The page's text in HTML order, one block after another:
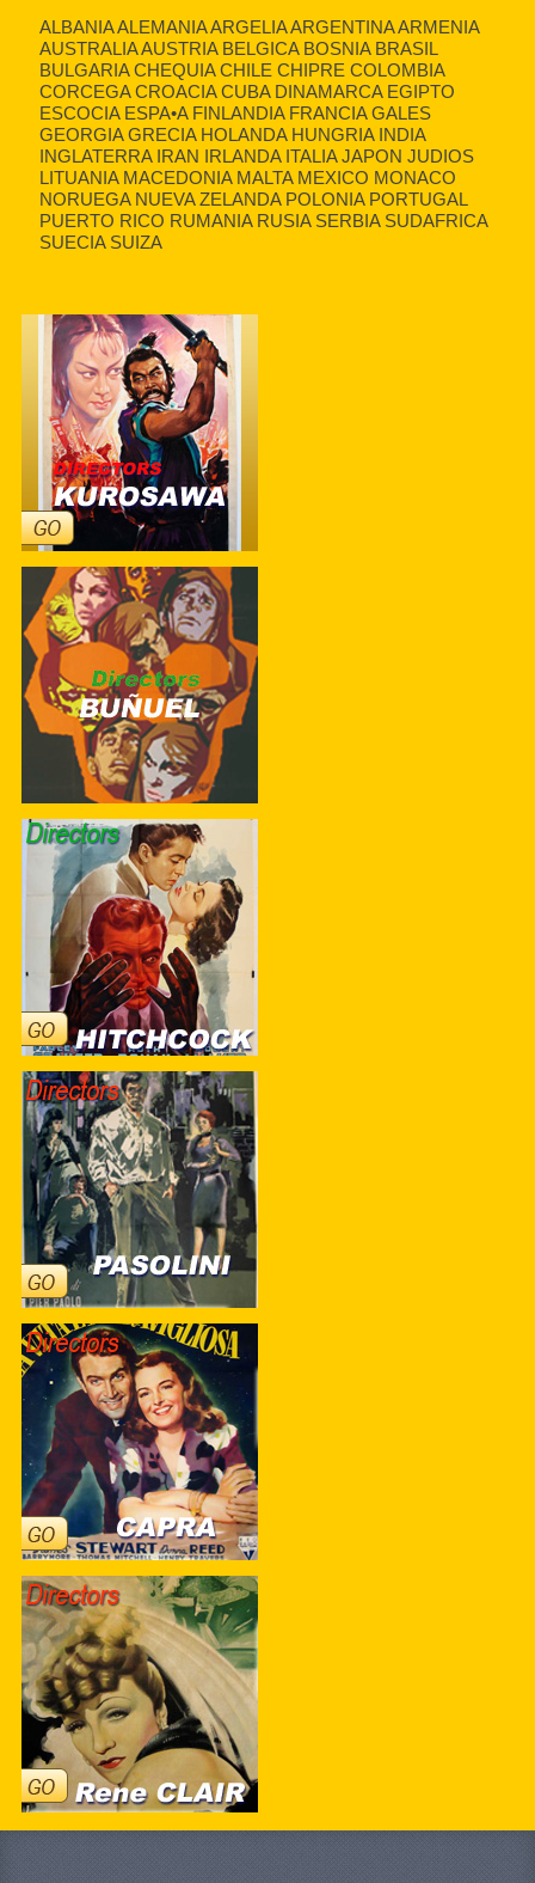
ALBANIA ALEMANIA ARGELIA ARGENTINA ARMENIA
AUSTRALIA AUSTRIA BELGICA BOSNIA BRASIL
BULGARIA CHEQUIA CHILE CHIPRE COLOMBIA
CORCEGA CROACIA CUBA DINAMARCA EGIPTO
ESCOCIA ESPA•A FINLANDIA FRANCIA GALES
GEORGIA GRECIA HOLANDA HUNGRIA INDIA
INGLATERRA IRAN IRLANDA ITALIA JAPON JUDIOS
LITUANIA MACEDONIA MALTA MEXICO MONACO
NORUEGA NUEVA ZELANDA POLONIA PORTUGAL
PUERTO RICO RUMANIA RUSIA SERBIA SUDAFRICA
SUECIA SUIZA